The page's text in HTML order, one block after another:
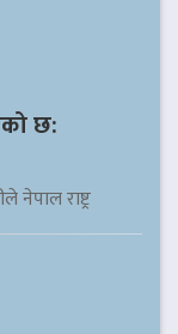
छ:
नेपाल राष्ट्र